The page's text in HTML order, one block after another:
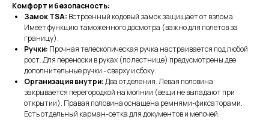
Комфорт и безопасность:
Замок TSA: Встроенный кодовый замок защищает от взлома.
Имеет функцию таможенного досмотра (важно для полетов за
границу).
Ручки: Прочная телескопическая ручка настраивается под любой
рост. Для переноски в руках (по лестнице) предусмотрены две
дополнительные ручки - сверху и сбоку.
Организация внутри:Два отделения. Левая половина
закрывается перегородкой на молнии (вещи не выпадают при
открытии). Правая половина оснащена ремнями-фиксаторами.
Есть отдельный карман-сетка для документов и мелочей.